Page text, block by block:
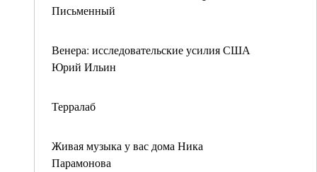
Письменный
Венера: исследовательские усилия США
Юрий Ильин
Терралаб
Живая музыка у вас дома Ника
Парамонова